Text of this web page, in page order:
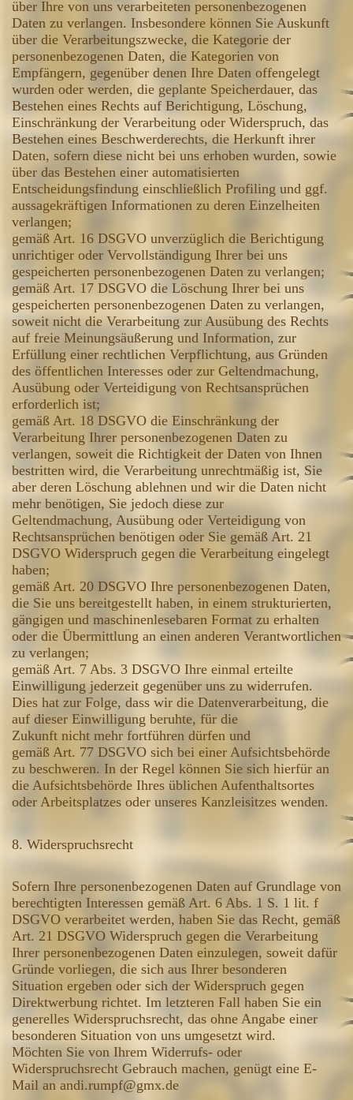
über Ihre von uns verarbeiteten personenbezogenen
Daten zu verlangen. Insbesondere können Sie Auskunft
über die Verarbeitungszwecke, die Kategorie der
personenbezogenen Daten, die Kategorien von
Empfängern, gegenüber denen Ihre Daten offengelegt
wurden oder werden, die geplante Speicherdauer, das
Bestehen eines Rechts auf Berichtigung, Löschung,
Einschränkung der Verarbeitung oder Widerspruch, das
Bestehen eines Beschwerderechts, die Herkunft ihrer
Daten, sofern diese nicht bei uns erhoben wurden, sowie
über das Bestehen einer automatisierten
Entscheidungsfindung einschließlich Profiling und ggf.
aussagekräftigen Informationen zu deren Einzelheiten
verlangen;
gemäß Art. 16 DSGVO unverzüglich die Berichtigung
unrichtiger oder Vervollständigung Ihrer bei uns
gespeicherten personenbezogenen Daten zu verlangen;
gemäß Art. 17 DSGVO die Löschung Ihrer bei uns
gespeicherten personenbezogenen Daten zu verlangen,
soweit nicht die Verarbeitung zur Ausübung des Rechts
auf freie Meinungsäußerung und Information, zur
Erfüllung einer rechtlichen Verpflichtung, aus Gründen
des öffentlichen Interesses oder zur Geltendmachung,
Ausübung oder Verteidigung von Rechtsansprüchen
erforderlich ist;
gemäß Art. 18 DSGVO die Einschränkung der
Verarbeitung Ihrer personenbezogenen Daten zu
verlangen, soweit die Richtigkeit der Daten von Ihnen
bestritten wird, die Verarbeitung unrechtmäßig ist, Sie
aber deren Löschung ablehnen und wir die Daten nicht
mehr benötigen, Sie jedoch diese zur
Geltendmachung, Ausübung oder Verteidigung von
Rechtsansprüchen benötigen oder Sie gemäß Art. 21
DSGVO Widerspruch gegen die Verarbeitung eingelegt
haben;
gemäß Art. 20 DSGVO Ihre personenbezogenen Daten,
die Sie uns bereitgestellt haben, in einem strukturierten,
gängigen und maschinenlesebaren Format zu erhalten
oder die Übermittlung an einen anderen Verantwortlichen
zu verlangen;
gemäß Art. 7 Abs. 3 DSGVO Ihre einmal erteilte
Einwilligung jederzeit gegenüber uns zu widerrufen.
Dies hat zur Folge, dass wir die Datenverarbeitung, die
auf dieser Einwilligung beruhte, für die
Zukunft nicht mehr fortführen dürfen und
gemäß Art. 77 DSGVO sich bei einer Aufsichtsbehörde
zu beschweren. In der Regel können Sie sich hierfür an
die Aufsichtsbehörde Ihres üblichen Aufenthaltsortes
oder Arbeitsplatzes oder unseres Kanzleisitzes wenden.
8. Widerspruchsrecht
Sofern Ihre personenbezogenen Daten auf Grundlage von
berechtigten Interessen gemäß Art. 6 Abs. 1 S. 1 lit. f
DSGVO verarbeitet werden, haben Sie das Recht, gemäß
Art. 21 DSGVO Widerspruch gegen die Verarbeitung
Ihrer personenbezogenen Daten einzulegen, soweit dafür
Gründe vorliegen, die sich aus Ihrer besonderen
Situation ergeben oder sich der Widerspruch gegen
Direktwerbung richtet. Im letzteren Fall haben Sie ein
generelles Widerspruchsrecht, das ohne Angabe einer
besonderen Situation von uns umgesetzt wird.
Möchten Sie von Ihrem Widerrufs- oder
Widerspruchsrecht Gebrauch machen, genügt eine E-
Mail an andi.rumpf@gmx.de